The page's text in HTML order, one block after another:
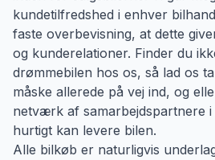
kundetilfredshed i enhver
faste overbevisning, at dette
og kunderelationer. Finder du
drømmebilen hos os, så lad os
måske allerede på vej ind, og
netværk af samarbejdspartnere
hurtigt kan levere bilen.
Alle bilkøb er naturligvis